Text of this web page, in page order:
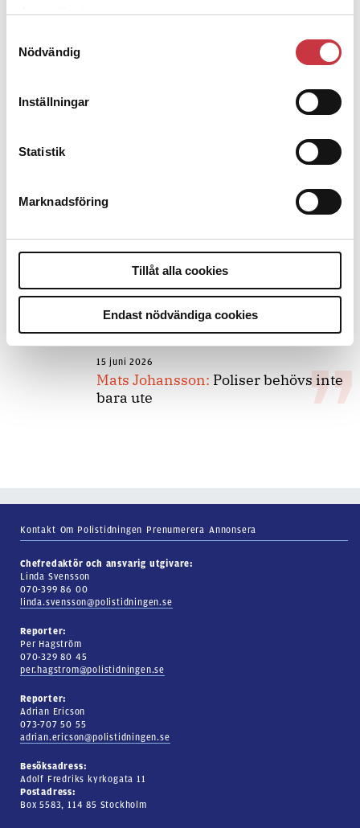
deras tjänster.
Nödvändig
Inställningar
Statistik
Marknadsföring
Tillåt alla cookies
Endast nödvändiga cookies
Debatt
Det är inte evidenskrav som
bakbinder polisen
7 juli 2026
Debatt:Med för höga krav på evidens
kan polisen inte göra något alls
15 juni 2026
Mats Johansson: Poliser behövs inte
bara ute
Kontakt Om Polistidningen Prenumerera Annonsera
Chefredaktör och ansvarig utgivare:
Linda Svensson
070-399 86 00
linda.svensson@polistidningen.se
Reporter:
Per Hagström
070-329 80 45
per.hagstrom@polistidningen.se
Reporter:
Adrian Ericson
073-707 50 55
adrian.ericson@polistidningen.se
Besöksadress:
Adolf Fredriks kyrkogata 11
Postadress:
Box 5583, 114 85 Stockholm